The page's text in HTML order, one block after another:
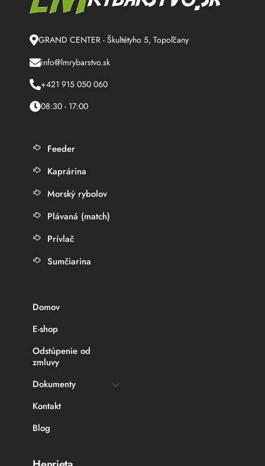
GRAND CENTER - Škultétyho 5, Topoľčany
info@lmrybarstvo.sk
+421 915 050 060
08:30 - 17:00
Feeder
Kaprárina
Morský rybolov
Plávaná (match)
Prívlač
Sumčiarina
Domov
E-shop
Odstúpenie od
zmluvy
Dokumenty
Kontakt
Blog